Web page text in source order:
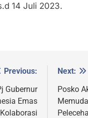
14 Juli 2023.
Previous:
Gubernur
Emas
Next:
Posko